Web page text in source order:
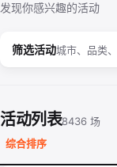
发现你感兴趣的活动
筛选活动城市、品类
活动列表8436 场
综合排序